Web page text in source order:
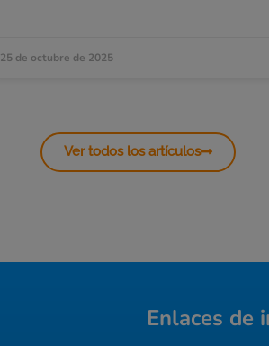
25 de octubre de 2025
Ver todos los artículos
Enlaces de